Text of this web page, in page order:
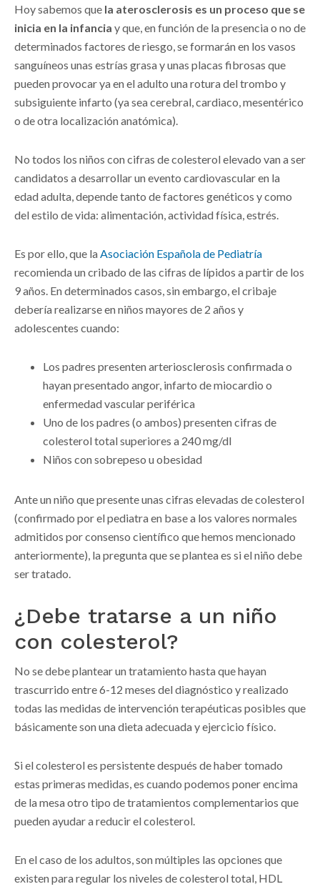
Hoy sabemos que la aterosclerosis es un proceso que se
inicia en la infancia y que, en función de la presencia o no de
determinados factores de riesgo, se formarán en los vasos
sanguíneos unas estrías grasa y unas placas fibrosas que
pueden provocar ya en el adulto una rotura del trombo y
subsiguiente infarto (ya sea cerebral, cardiaco, mesentérico
o de otra localización anatómica).
No todos los niños con cifras de colesterol elevado van a ser
candidatos a desarrollar un evento cardiovascular en la
edad adulta, depende tanto de factores genéticos y como
del estilo de vida: alimentación, actividad física, estrés.
Es por ello, que laAsociación Española de Pediatría
recomienda un cribado de las cifras de lípidos a partir de los
9 años. En determinados casos, sin embargo, el cribaje
debería realizarse en niños mayores de 2 años y
adolescentes cuando:
Los padres presenten arteriosclerosis confirmada o
hayan presentado angor, infarto de miocardio o
enfermedad vascular periférica
Uno de los padres (o ambos) presenten cifras de
colesterol total superiores a 240 mg/dl
Niños con sobrepeso u obesidad
Ante un niño que presente unas cifras elevadas de colesterol
(confirmado por el pediatra en base a los valores normales
admitidos por consenso científico que hemos mencionado
anteriormente), la pregunta que se plantea es si el niño debe
ser tratado.
¿Debe tratarse a un niño
con colesterol?
No se debe plantear un tratamiento hasta que hayan
trascurrido entre 6-12 meses del diagnóstico y realizado
todas las medidas de intervención terapéuticas posibles que
básicamente son una dieta adecuada y ejercicio físico.
Si el colesterol es persistente después de haber tomado
estas primeras medidas, es cuando podemos poner encima
de la mesa otro tipo de tratamientos complementarios que
pueden ayudar a reducir el colesterol.
En el caso de los adultos, son múltiples las opciones que
existen para regular los niveles de colesterol total, HDL